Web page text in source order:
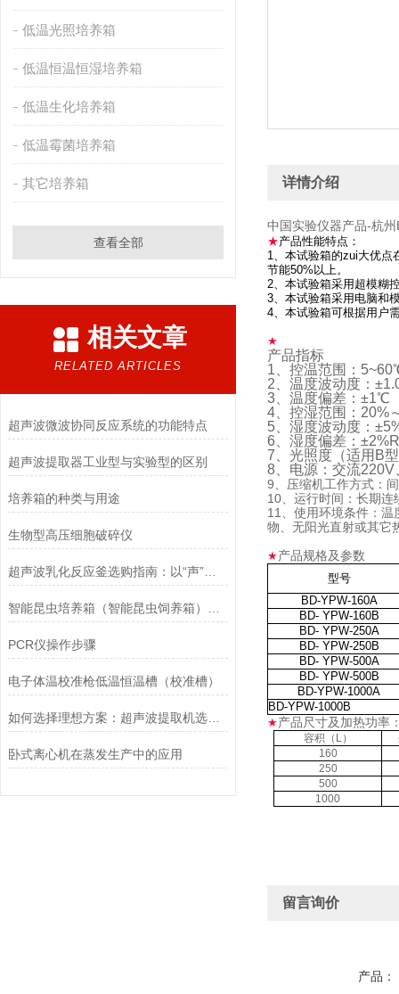
低温光照培养箱
低温恒温恒湿培养箱
低温生化培养箱
低温霉菌培养箱
其它培养箱
查看全部
相关文章
RELATED ARTICLES
超声波微波协同反应系统的功能特点
超声波提取器工业型与实验型的区别
培养箱的种类与用途
生物型高压细胞破碎仪
超声波乳化反应釜选购指南：以“声”之力，缔造微米级均质奇迹
PCR仪操作步骤
电子体温校准枪低温恒温槽（校准槽）
如何选择理想方案：超声波提取机选型与工艺优化全指南
卧式离心机在蒸发生产中的应用
详情介绍
中国实验仪器产品-杭
★产品性能特点：
1、本试验箱的zui大优点
节能50%以上。
2、本试验箱采用超模糊
3、本试验箱采用电脑和
4、本试验箱可根据用户
★
产品指标
1、控温范围：
2、温度波动度：
3、温度偏差：±1℃
4、控湿范围：20%
5、湿度波动度：
6、湿度偏差：
7、光照度（适用B
8、电源：交流220V
9、压缩机工作方式：
10、运行时间：长期连
11、使用环境条件：
物、无阳光直射或其它
★产品规格及参数
型号
BD-YPW-160A
BD- YPW-160B
BD- YPW-250A
BD- YPW-250B
BD- YPW-500A
BD- YPW-500B
BD-YPW-1000A
BD-YPW-1000B
★产品尺寸及加热功率
容积（L）
160
250
500
1000
留言询价
产品：